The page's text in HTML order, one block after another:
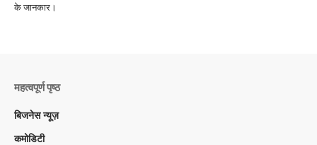
के जानकार।
महत्वपूर्ण पृष्ठ
बिजनेस न्यूज़
कमोडिटी